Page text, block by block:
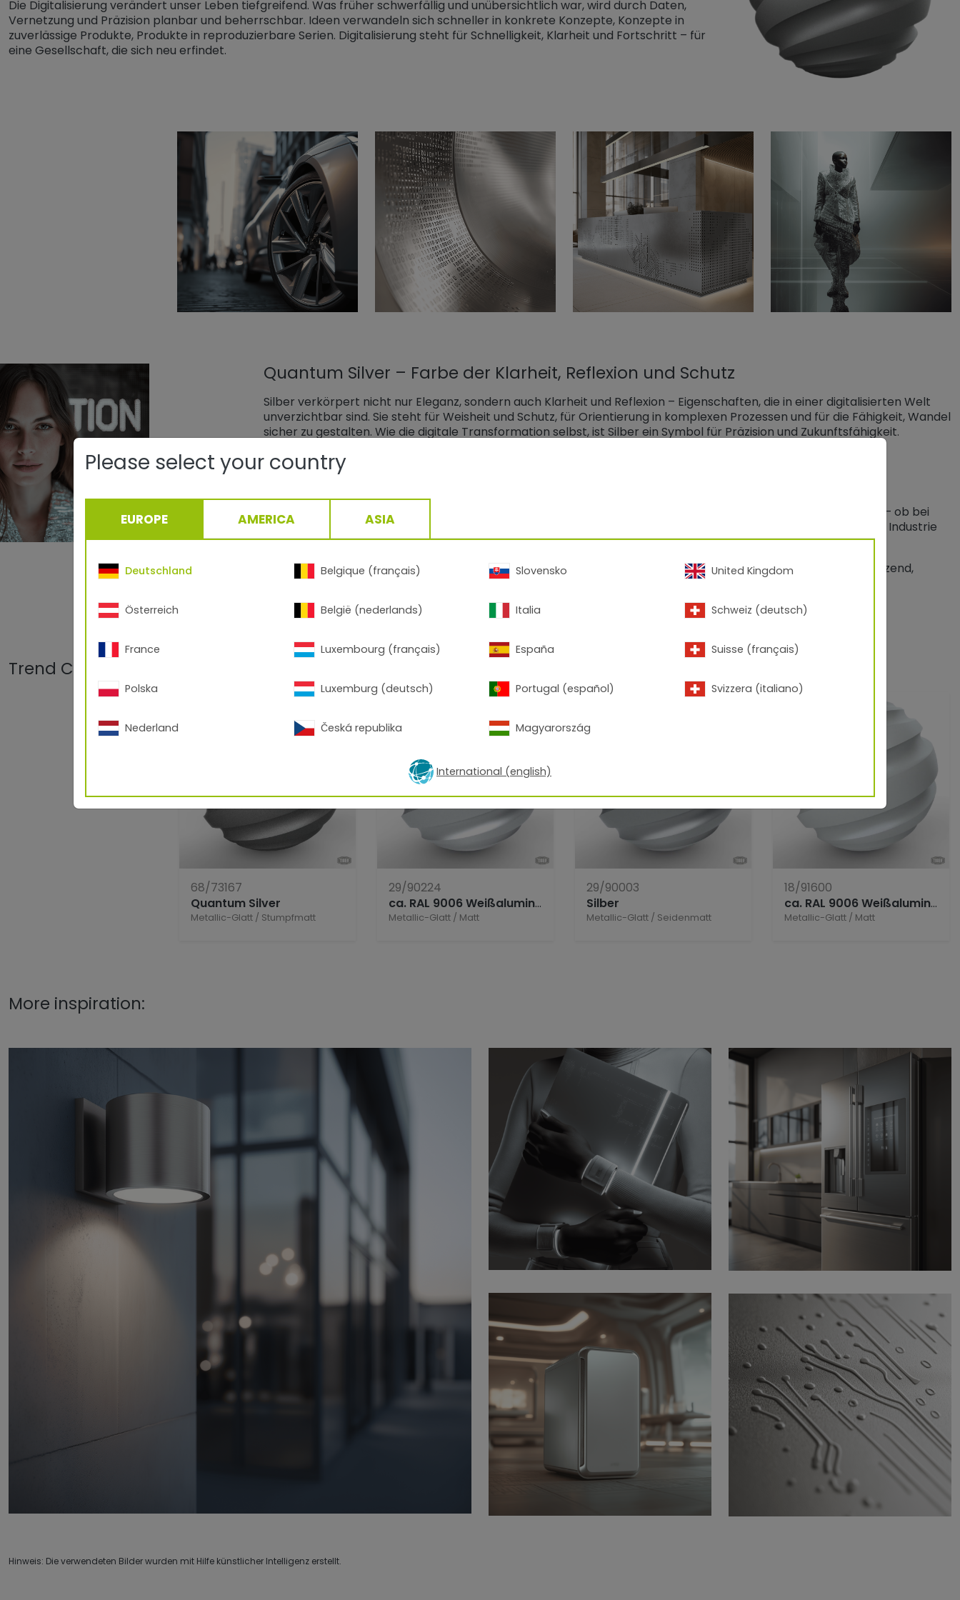
Die Digitalisierung verändert unser Leben tiefgreifend. Was früher schwerfällig und unübersichtlich war, wird durch Daten,
Vernetzung und Präzision planbar und beherrschbar. Ideen verwandeln sich schneller in konkrete Konzepte, Konzepte in
zuverlässige Produkte, Produkte in reproduzierbare Serien. Digitalisierung steht für Schnelligkeit, Klarheit und Fortschritt – für
eine Gesellschaft, die sich neu erfindet.
Quantum Silver – Farbe der Klarheit, Reflexion und Schutz
Silber verkörpert nicht nur Eleganz, sondern auch Klarheit und Reflexion – Eigenschaften, die in einer digitalisierten Welt
unverzichtbar sind. Sie steht für Weisheit und Schutz, für Orientierung in komplexen Prozessen und für die Fähigkeit, Wandel
sicher zu gestalten. Wie die digitale Transformation selbst, ist Silber ein Symbol für Präzision und Zukunftsfähigkeit.
Digitale Farbwelten eröffnen Architekten, Designern und Planern grenzenlose Möglichkeiten der Visualisierung – ob bei
großflächigen Fassadenprojekten, Möbeln und Interior-Design-Elementen, bei Komponenten für Bahn, Bus und Industrie
oder bei IT- und Elektronik-Anwendungen, die höchste Anforderungen an Schutz und Design stellen.
Quantum Silver wird so zur Antwort auf die Anforderungen einer modernen, digitalisierten Welt: innovativ, schützend,
richtungsweisend – und mit einem Glanz, der Klarheit und Transformation sichtbar macht.
Trend Color Quantum Silver und Color Collection
68/73167
Quantum Silver
Metallic-Glatt / Stumpfmatt
29/90224
ca. RAL 9006 Weißaluminium
Metallic-Glatt / Matt
29/90003
Silber
Metallic-Glatt / Seidenmatt
18/91600
ca. RAL 9006 Weißaluminium matt (=EG-Eff. P 1)
Metallic-Glatt / Matt
More inspiration:
Hinweis: Die verwendeten Bilder wurden mit Hilfe künstlicher Intelligenz erstellt.
Please select your country
EUROPE AMERICA ASIA
Deutschland
Österreich
France
Polska
Nederland
Belgique (français)
België (nederlands)
Luxembourg (français)
Luxemburg (deutsch)
Česká republika
Slovensko
Italia
España
Portugal (español)
Magyarország
United Kingdom
Schweiz (deutsch)
Suisse (français)
Svizzera (italiano)
International (english)